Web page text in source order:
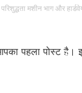
मशीन भाग और
घर
पहला पोस्ट